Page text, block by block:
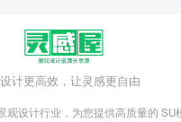
计更高效，让灵感更自由
观设计行业，为您提供高质量的 SU